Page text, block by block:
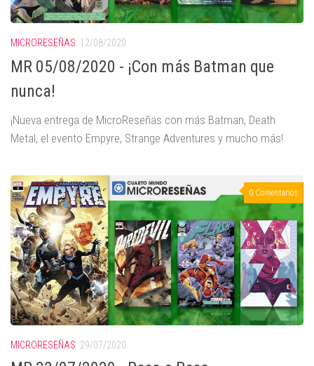
MICRORESEÑAS 12/08/2020
MR 05/08/2020 - ¡Con más Batman que
nunca!
¡Nueva entrega de MicroReseñas con más Batman, Death
Metal, el evento Empyre, Strange Adventures y mucho más!
0 Comentarios
MICRORESEÑAS 29/07/2020